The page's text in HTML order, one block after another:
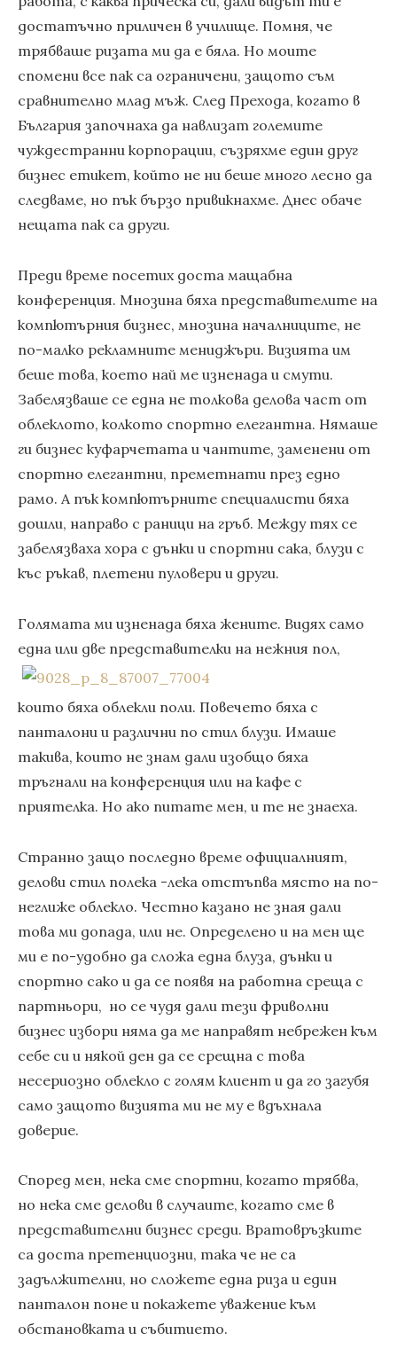
достатъчно приличен в училище. Помня, че
трябваше ризата ми да е бяла. Но моите
спомени все пак са ограничени, защото съм
сравнително млад мъж. След Прехода, когато в
България започнаха да навлизат големите
чуждестранни корпорации, съзряхме един друг
бизнес етикет, който не ни беше много лесно да
следваме, но пък бързо привикнахме. Днес обаче
нещата пак са други.
Преди време посетих доста мащабна
конференция. Мнозина бяха представителите на
компютърния бизнес, мнозина началниците, не
по-малко рекламните мениджъри. Визията им
беше това, което най ме изненада и смути.
Забелязваше се една не толкова делова част от
облеклото, колкото спортно елегантна. Нямаше
ги бизнес куфарчетата и чантите, заменени от
спортно елегантни, преметнати през едно
рамо. А пък компютърните специалисти бяха
дошли, направо с раници на гръб. Между тях се
забелязваха хора с дънки и спортни сака, блузи с
къс ръкав, плетени пуловери и други.
Голямата ми изненада бяха жените. Видях само
една или две представителки на нежния пол,
които бяха облекли поли. Повечето бяха с
панталони и различни по стил блузи. Имаше
такива, които не знам дали изобщо бяха
тръгнали на конференция или на кафе с
приятелка. Но ако питате мен, и те не знаеха.
Странно защо последно време официалният,
делови стил полека -лека отстъпва място на по-
неглиже облекло. Честно казано не зная дали
това ми допада, или не. Определено и на мен ще
ми е по-удобно да сложа една блуза, дънки и
спортно сако и да се появя на работна среща с
партньори, но се чудя дали тези фриволни
бизнес избори няма да ме направят небрежен към
себе си и някой ден да се срещна с това
несериозно облекло с голям клиент и да го загубя
само защото визията ми не му е вдъхнала
доверие.
Според мен, нека сме спортни, когато трябва,
но нека сме делови в случаите, когато сме в
представителни бизнес среди. Вратовръзките
са доста претенциозни, така че не са
задължителни, но сложете една риза и един
панталон поне и покажете уважение към
обстановката и събитието.